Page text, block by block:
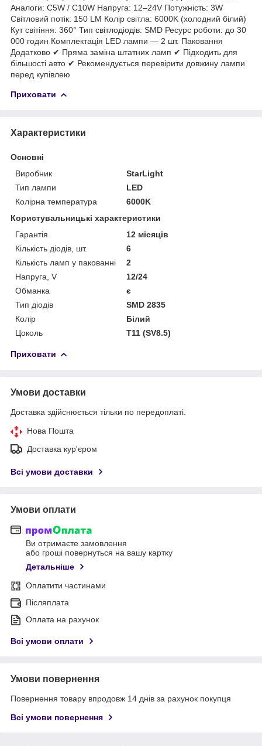
Аналоги: C5W / C10W Напруга: 12–24V Потужність: 3W
Світловий потік: 150 LM Колір світла: 6000K (холодний білий)
Кут світіння: 360° Тип світлодіодів: SMD Ресурс роботи: до 30
000 годин Комплектація LED лампи — 2 шт. Паковання
Додатково ✔ Пряма заміна штатних ламп ✔ Підходить для
більшості авто ✔ Рекомендується перевірити довжину лампи
перед купівлею
Приховати
Характеристики
Основні
Виробник
StarLight
Тип лампи
LED
Колірна температура
6000K
Користувальницькі характеристики
Гарантія
12 місяців
Кількість діодів, шт.
6
Кількість ламп у пакованні
2
Напруга, V
12/24
Обманка
є
Тип діодів
SMD 2835
Колір
Білий
Цоколь
T11 (SV8.5)
Приховати
Умови доставки
Доставка здійснюється тільки по передоплаті.
Нова Пошта
Доставка кур'єром
Всі умови доставки
Умови оплати
Ви отримаєте замовлення
або гроші повернуться на вашу картку
Детальніше
Оплатити частинами
Післяплата
Оплата на рахунок
Всі умови оплати
Умови повернення
Повернення товару впродовж 14 днів за рахунок покупця
Всі умови повернення